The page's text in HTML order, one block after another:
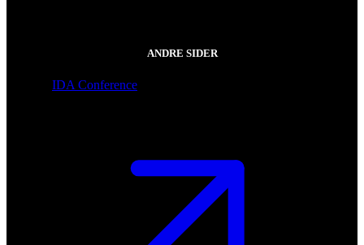
ANDRE SIDER
IDA Conference